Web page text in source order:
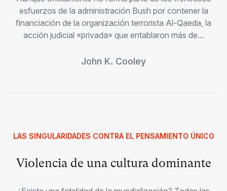
esfuerzos de la administración Bush por contener la
financiación de la organización terrorista Al-Qaeda, la
acción judicial «privada» que entablaron más de...
John K. Cooley
LAS SINGULARIDADES CONTRA EL PENSAMIENTO ÚNICO
Violencia de una cultura dominante